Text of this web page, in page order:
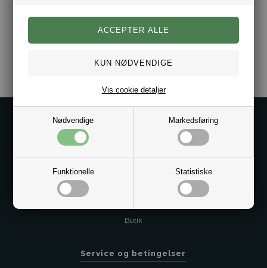
Nødvendige Markedsføring
Funktionelle Statistiske
Vis cookie detaljer
Varenr.:10051609
Kundeservice@bestman.dk
Butik
Service og betingelser